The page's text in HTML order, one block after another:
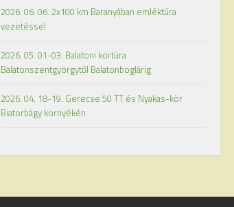
2026. 06. 06. 2x100 km Baranyában emléktúra
vezetéssel
2026. 05. 01-03. Balatoni körtúra
Balatonszentgyörgytől Balatonboglárig
2026. 04. 18-19. Gerecse 50 TT és Nyakas-kör
Biatorbágy környékén